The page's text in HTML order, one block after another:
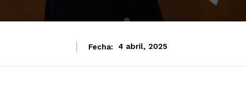
Fecha: 4 abril, 2025